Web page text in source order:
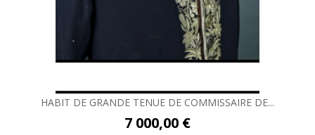
HABIT DE GRANDE TENUE DE COMMISSAIRE DE...
7 000,00 €